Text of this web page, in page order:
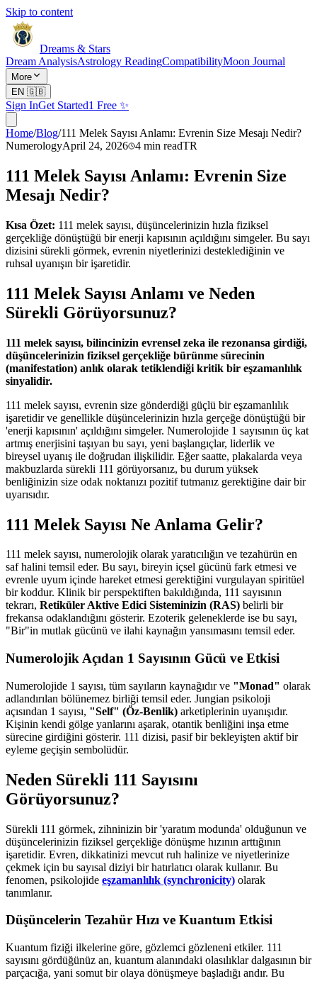
Skip to content
Dreams & Stars
Dream AnalysisAstrology ReadingCompatibilityMoon Journal
More
EN 🇬🇧
Sign InGet Started1 Free ✨
Home/Blog/111 Melek Sayısı Anlamı: Evrenin Size Mesajı Nedir?
NumerologyApril 24, 2026 4 min readTR
111 Melek Sayısı Anlamı: Evrenin Size
Mesajı Nedir?
Kısa Özet: 111 melek sayısı, düşüncelerinizin hızla fiziksel
gerçekliğe dönüştüğü bir enerji kapısının açıldığını simgeler. Bu sayı
dizisini sürekli görmek, evrenin niyetlerinizi desteklediğinin ve
ruhsal uyanışın bir işaretidir.
111 Melek Sayısı Anlamı ve Neden
Sürekli Görüyorsunuz?
111 melek sayısı, bilincinizin evrensel zeka ile rezonansa girdiği,
düşüncelerinizin fiziksel gerçekliğe bürünme sürecinin
(manifestation) anlık olarak tetiklendiği kritik bir eşzamanlılık
sinyalidir.
111 melek sayısı, evrenin size gönderdiği güçlü bir eşzamanlılık
işaretidir ve genellikle düşüncelerinizin hızla gerçeğe dönüştüğü bir
'enerji kapısının' açıldığını simgeler. Numerolojide 1 sayısının üç kat
artmış enerjisini taşıyan bu sayı, yeni başlangıçlar, liderlik ve
bireysel uyanış ile doğrudan ilişkilidir. Eğer saatte, plakalarda veya
makbuzlarda sürekli 111 görüyorsanız, bu durum yüksek
benliğinizin size odak noktanızı pozitif tutmanız gerektiğine dair bir
uyarısıdır.
111 Melek Sayısı Ne Anlama Gelir?
111 melek sayısı, numerolojik olarak yaratıcılığın ve tezahürün en
saf halini temsil eder. Bu sayı, bireyin içsel gücünü fark etmesi ve
evrenle uyum içinde hareket etmesi gerektiğini vurgulayan spiritüel
bir koddur. Klinik bir perspektiften bakıldığında, 111 sayısının
tekrarı, Retiküler Aktive Edici Sisteminizin (RAS) belirli bir
frekansa odaklandığını gösterir. Ezoterik geleneklerde ise bu sayı,
"Bir"in mutlak gücünü ve ilahi kaynağın yansımasını temsil eder.
Numerolojik Açıdan 1 Sayısının Gücü ve Etkisi
Numerolojide 1 sayısı, tüm sayıların kaynağıdır ve "Monad" olarak
adlandırılan bölünemez birliği temsil eder. Jungian psikoloji
açısından 1 sayısı, "Self" (Öz-Benlik) arketiplerinin uyanışıdır.
Kişinin kendi gölge yanlarını aşarak, otantik benliğini inşa etme
sürecine girdiğini gösterir. 111 dizisi, pasif bir bekleyişten aktif bir
eyleme geçişin sembolüdür.
Neden Sürekli 111 Sayısını
Görüyorsunuz?
Sürekli 111 görmek, zihninizin bir 'yaratım modunda' olduğunun ve
düşüncelerinizin fiziksel gerçekliğe dönüşme hızının arttığının
işaretidir. Evren, dikkatinizi mevcut ruh halinize ve niyetlerinize
çekmek için bu sayısal diziyi bir hatırlatıcı olarak kullanır. Bu
fenomen, psikolojide eşzamanlılık (synchronicity) olarak
tanımlanır.
Düşüncelerin Tezahür Hızı ve Kuantum Etkisi
Kuantum fiziği ilkelerine göre, gözlemci gözleneni etkiler. 111
sayısını gördüğünüz an, kuantum alanındaki olasılıklar dalgasının bir
parçacığa, yani somut bir olaya dönüşmeye başladığı andır. Bu